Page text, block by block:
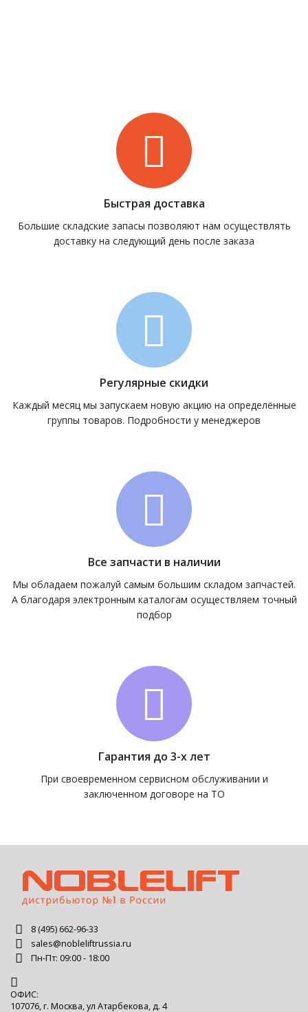
Быстрая доставка
Большие складские запасы позволяют нам осуществлять
доставку на следующий день после заказа
Регулярные скидки
Каждый месяц мы запускаем новую акцию на определённые
группы товаров. Подробности у менеджеров
Все запчасти в наличии
Мы обладаем пожалуй самым большим складом запчастей.
А благодаря электронным каталогам осуществляем точный
подбор
Гарантия до 3-х лет
При своевременном сервисном обслуживании и
заключенном договоре на ТО
8 (495) 662-96-33
sales@nobleliftrussia.ru
Пн-Пт: 09:00 - 18:00
ОФИС:
107076, г. Москва, ул Атарбекова, д. 4